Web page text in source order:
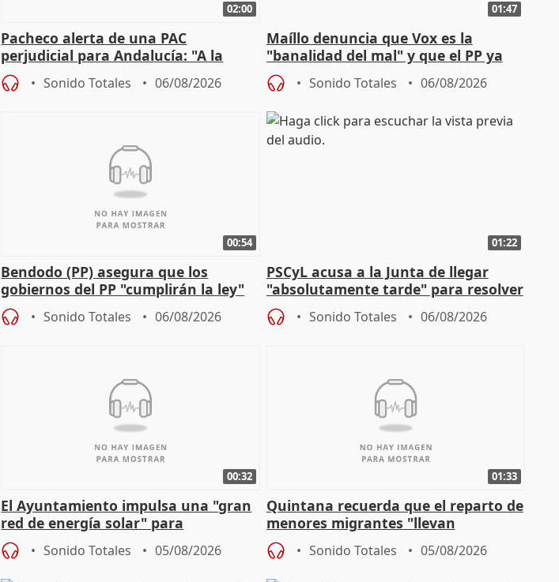
02:00
Pacheco alerta de una PAC
perjudicial para Andalucía: "A la
agricultura hay que protegerla"
Sonido Totales 06/08/2026
01:47
Maíllo denuncia que Vox es la
"banalidad del mal" y que el PP ya
asume todas sus tesis
Sonido Totales 06/08/2026
00:54
Bendodo (PP) asegura que los
gobiernos del PP "cumplirán la ley"
sobre los menores migrantes
Sonido Totales 06/08/2026
01:22
PSCyL acusa a la Junta de llegar
"absolutamente tarde" para resolver
problemas como Newcastle
Sonido Totales 06/08/2026
00:32
El Ayuntamiento impulsa una "gran
red de energía solar" para
autoconsumo
Sonido Totales 05/08/2026
01:33
Quintana recuerda que el reparto de
menores migrantes "llevan
aportación del Gobierno" central
Sonido Totales 05/08/2026